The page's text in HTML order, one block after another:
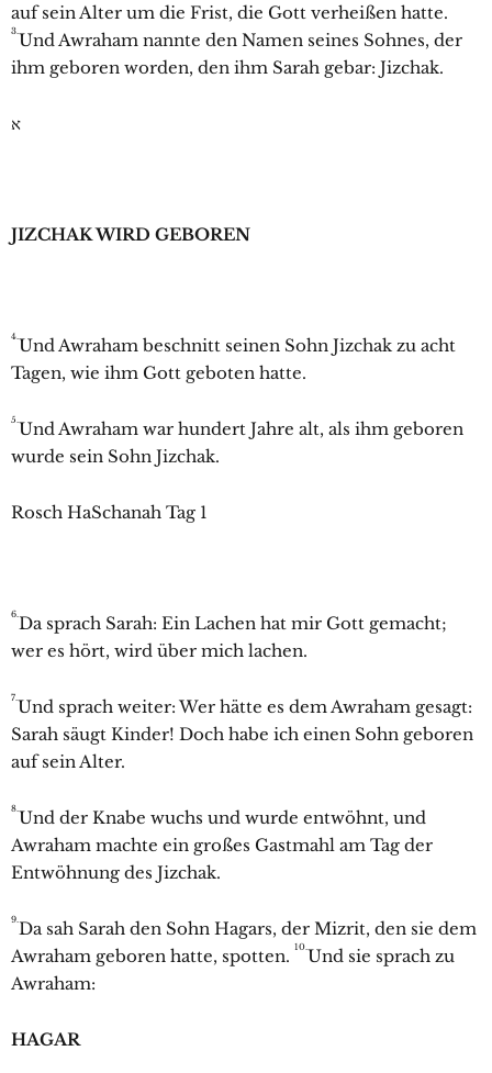
auf sein Alter um die Frist, die Gott verheißen hatte.
3.Und Awraham nannte den Namen seines Sohnes, der
ihm geboren worden, den ihm Sarah gebar: Jizchak.
ﬡ
JIZCHAK WIRD GEBOREN
4.Und Awraham beschnitt seinen Sohn Jizchak zu acht
Tagen, wie ihm Gott geboten hatte.
5.Und Awraham war hundert Jahre alt, als ihm geboren
wurde sein Sohn Jizchak.
Rosch HaSchanah Tag 1
6.Da sprach Sarah: Ein Lachen hat mir Gott gemacht;
wer es hört, wird über mich lachen.
7.Und sprach weiter: Wer hätte es dem Awraham gesagt:
Sarah säugt Kinder! Doch habe ich einen Sohn geboren
auf sein Alter.
8.Und der Knabe wuchs und wurde entwöhnt, und
Awraham machte ein großes Gastmahl am Tag der
Entwöhnung des Jizchak.
9.Da sah Sarah den Sohn Hagars, der Mizrit, den sie dem
Awraham geboren hatte, spotten. 10.Und sie sprach zu
Awraham:
HAGAR